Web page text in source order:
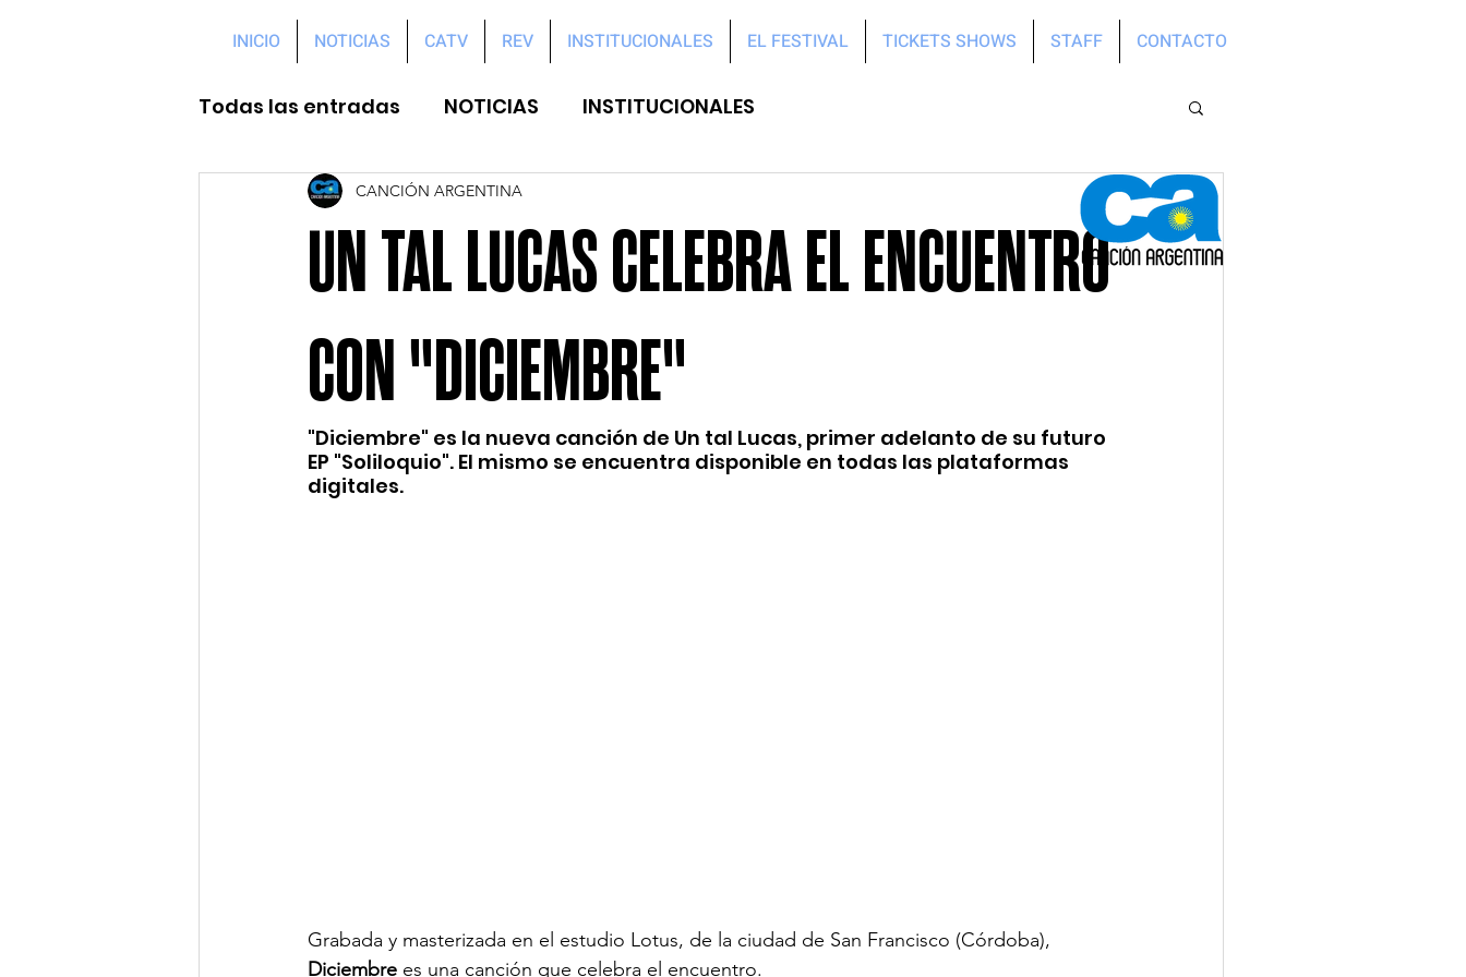
INICIO NOTICIAS CATV REV INSTITUCIONALES EL FESTIVAL TICKETS SHOWS STAFF CONTACTO
Todas las entradas NOTICIAS INSTITUCIONALES
UN TAL LUCAS CELEBRA EL ENCUENTRO
CON "DICIEMBRE"
CANCIÓN ARGENTINA
"Diciembre" es la nueva canción de Un tal Lucas, primer adelanto de su futuro
EP "Soliloquio". El mismo se encuentra disponible en todas las plataformas
digitales.
Grabada y masterizada en el estudio Lotus, de la ciudad de San Francisco (Córdoba),
Diciembre es una canción que celebra el encuentro.